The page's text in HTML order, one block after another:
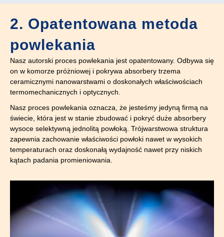
2. Opatentowana metoda
powlekania
Nasz autorski proces powlekania jest opatentowany. Odbywa się
on w komorze próżniowej i pokrywa absorbery trzema
ceramicznymi nanowarstwami o doskonałych właściwościach
termomechanicznych i optycznych.
Nasz proces powlekania oznacza, że jesteśmy jedyną firmą na
świecie, która jest w stanie zbudować i pokryć duże absorbery
wysoce selektywną jednolitą powłoką. Trójwarstwowa struktura
zapewnia zachowanie właściwości powłoki nawet w wysokich
temperaturach oraz doskonałą wydajność nawet przy niskich
kątach padania promieniowania.